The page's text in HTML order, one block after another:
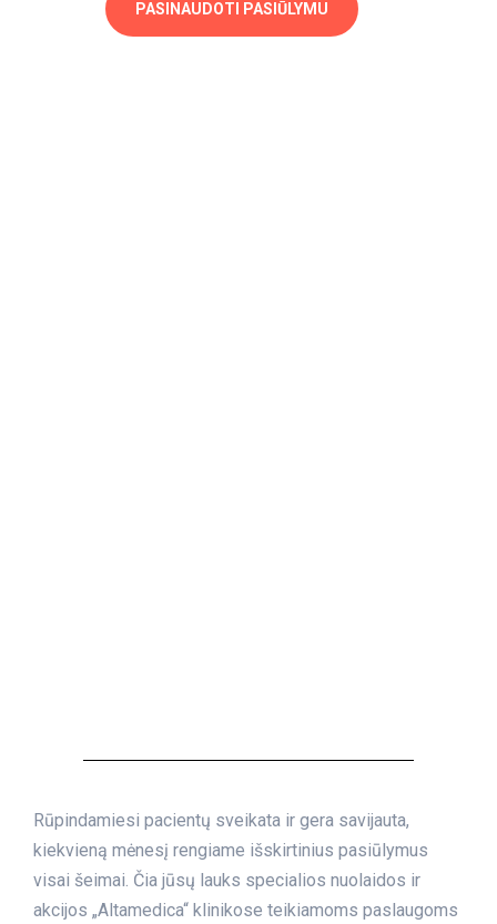
PASINAUDOTI PASIŪLYMU
Rūpindamiesi pacientų sveikata ir gera savijauta,
kiekvieną mėnesį rengiame išskirtinius pasiūlymus
visai šeimai. Čia jūsų lauks specialios nuolaidos ir
akcijos „Altamedica“ klinikose teikiamoms paslaugoms